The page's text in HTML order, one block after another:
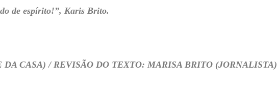
de espírito!”, Karis Brito.
CASA) / REVISÃO DO TEXTO: MARISA BRITO (JORNALISTA)